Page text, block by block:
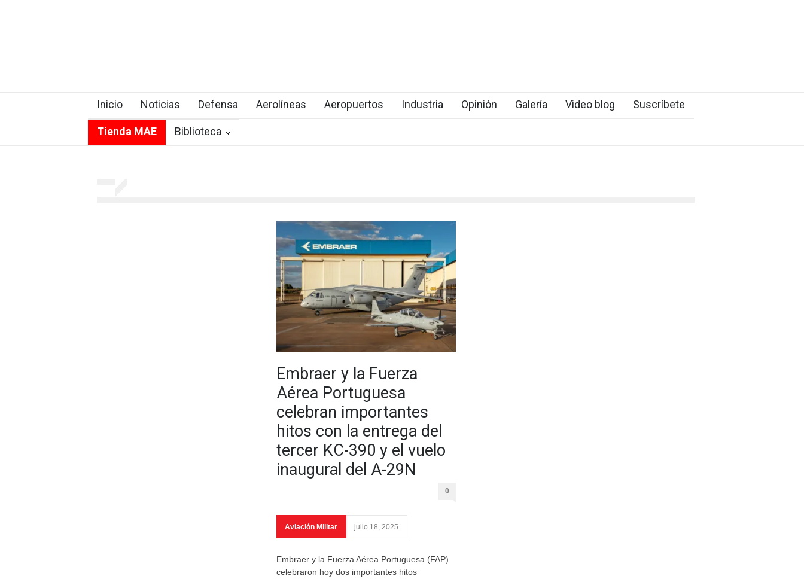
Inicio Noticias Defensa Aerolíneas Aeropuertos Industria Opinión Galería Video blog Suscríbete
Tienda MAE Biblioteca
Embraer y la Fuerza
Aérea Portuguesa
celebran importantes
hitos con la entrega del
tercer KC-390 y el vuelo
inaugural del A-29N
0
Aviación Militar julio 18, 2025
Embraer y la Fuerza Aérea Portuguesa (FAP)
celebraron hoy dos importantes hitos